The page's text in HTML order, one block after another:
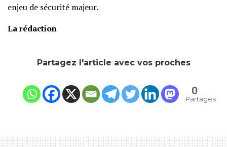
enjeu de sécurité majeur.
La rédaction
Partagez l'article avec vos proches
0
Partages